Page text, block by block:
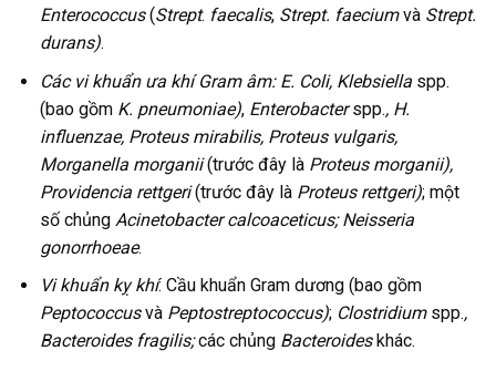
Enterococcus(Strept. faecalis, Strept. faeciumvà Strept.
durans).
Các vi khuẩn ưa khí Gram âm: E. Coli, Klebsiellaspp.
(bao gồm K. pneumoniae), Enterobacterspp., H.
influenzae, Proteus mirabilis, Proteus vulgaris,
Morganella morganii(trước đây là Proteus morganii),
Providencia rettgeri(trước đây là Proteus rettgeri); một
số chủng Acinetobacter calcoaceticus; Neisseria
gonorrhoeae.
Vi khuẩn kỵ khí: Cầu khuẩn Gram dương (bao gồm
Peptococcusvà Peptostreptococcus); Clostridiumspp.,
Bacteroides fragilis;các chủng Bacteroideskhác.